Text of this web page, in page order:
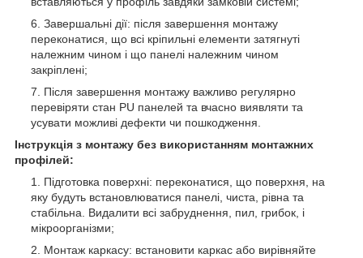
Завершальні дії: після завершення монтажу
переконатися, що всі кріпильні елементи затягнуті
належним чином і що панелі належним чином
закріплені;
Після завершення монтажу важливо регулярно
перевіряти стан PU панелей та вчасно виявляти та
усувати можливі дефекти чи пошкодження.
Інструкція з монтажу без використанням монтажних
профілей:
Підготовка поверхні: переконатися, що поверхня, на
яку будуть встановлюватися панелі, чиста, рівна та
стабільна. Видалити всі забруднення, пил, грибок, і
мікроорганізми;
Монтаж каркасу: встановити каркас або вирівняйте